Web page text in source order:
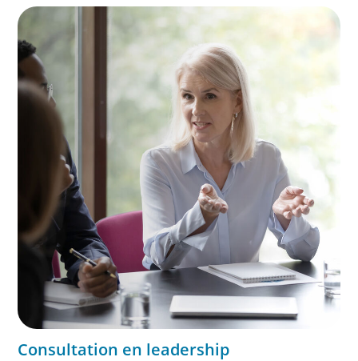
obligation d'embauche permanente de la part du client.
Consultation en leadership